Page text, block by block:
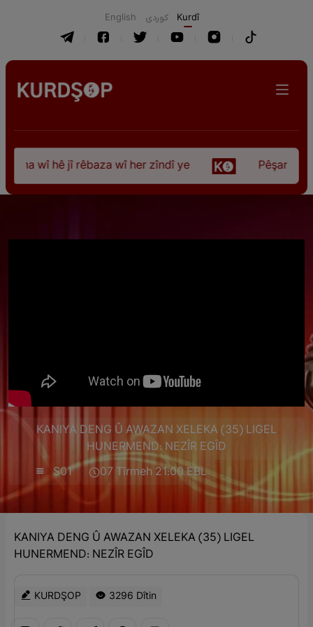
English كوردی Kurdî
wî hê jî rêbaza wî her zîndî ye Pêşangeha
KANIYA DENG Û AWAZAN XELEKA (35) LIGEL
HUNERMEND: NEZÎR EGÎD
S01
07 Tîrmeh 21:00 EBL
KANIYA DENG Û AWAZAN XELEKA (35) LIGEL
HUNERMEND: NEZÎR EGÎD
KURDŞOP 3296 Dîtin